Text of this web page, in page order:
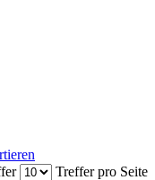
Treffer pro Seite